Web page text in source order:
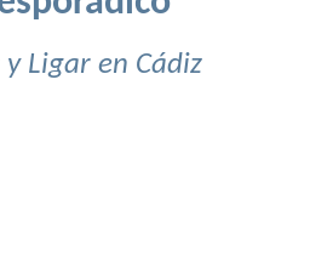
Ligar en Cádiz